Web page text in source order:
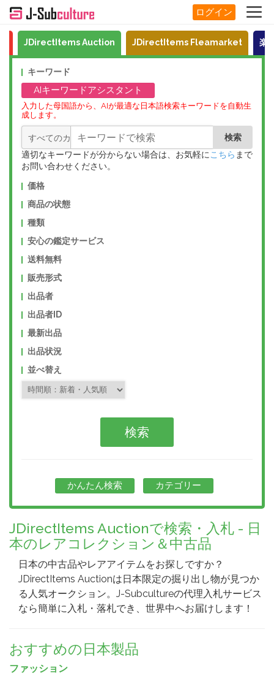
ログイン
JDirectItems Auction JDirectItems Fleamarket 楽
キーワード
AIキーワードアシスタント
入力した母国語から、AIが最適な日本語検索キーワードを自動生
成します。
適切なキーワードが分からない場合は、お気軽に こちら まで
お問い合わせください。
価格
商品の状態
種類
安心の鑑定サービス
送料無料
販売形式
出品者
出品者ID
最新出品
出品状況
並べ替え
かんたん検索 カテゴリー
JDirectItems Auctionで検索・入札 - 日
本のレアコレクション＆中古品
日本の中古品やレアアイテムをお探しですか？
JDirectItems Auctionは日本限定の掘り出し物が見つか
る人気オークション。J-Subcultureの代理入札サービス
なら簡単に入札・落札でき、世界中へお届けします！
おすすめの日本製品
ファッション